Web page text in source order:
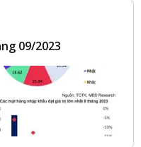
09/2023